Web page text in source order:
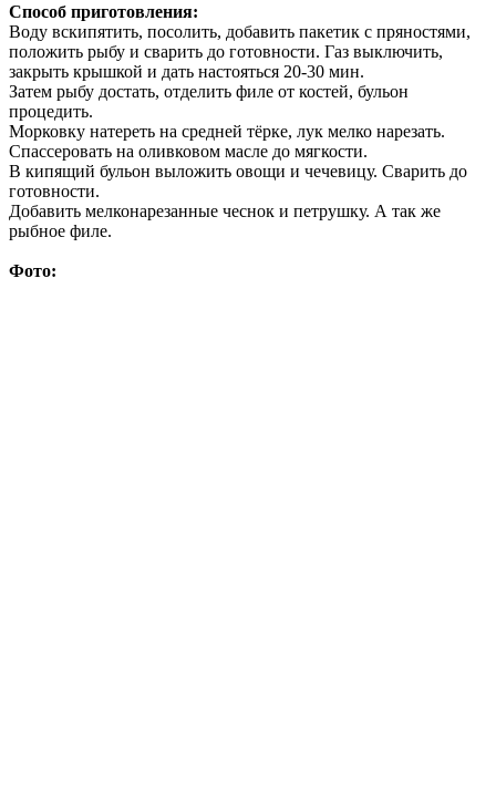
Способ приготовления:
Воду вскипятить, посолить, добавить пакетик с пряностями,
положить рыбу и сварить до готовности. Газ выключить,
закрыть крышкой и дать настояться 20-30 мин.
Затем рыбу достать, отделить филе от костей, бульон
процедить.
Морковку натереть на средней тёрке, лук мелко нарезать.
Спассеровать на оливковом масле до мягкости.
В кипящий бульон выложить овощи и чечевицу. Сварить до
готовности.
Добавить мелконарезанные чеснок и петрушку. А так же
рыбное филе.
Фото: